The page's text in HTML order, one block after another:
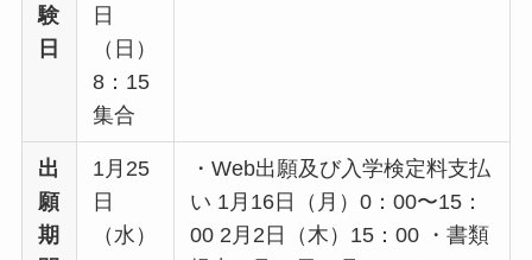
験
日
日
（日）
8：15
集合
出
願
期
1月25
日
（水）
・Web出願及び入学検定料支払
い 1月16日（月）0：00〜15：
00 2月2日（木）15：00 ・書類